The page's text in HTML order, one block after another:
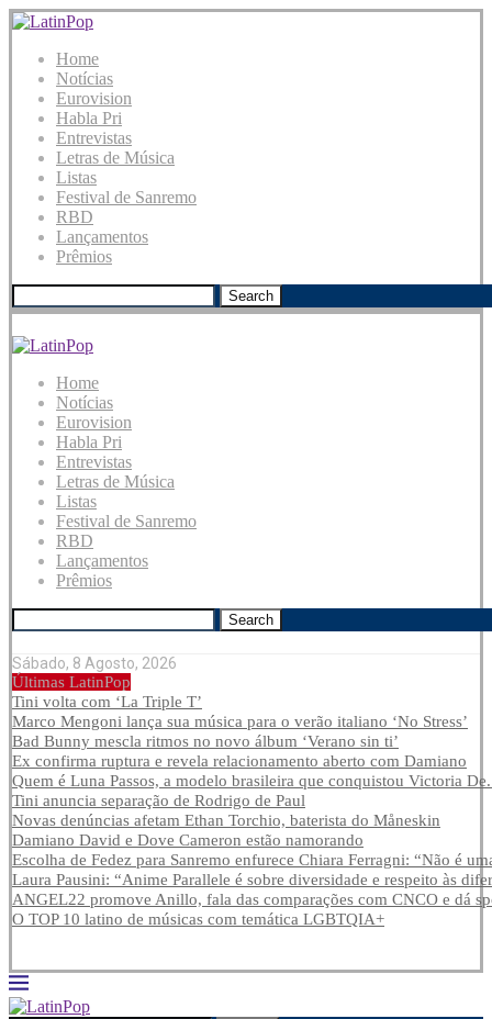
Home
Notícias
Eurovision
Habla Pri
Entrevistas
Letras de Música
Listas
Festival de Sanremo
RBD
Lançamentos
Prêmios
Search
Home
Notícias
Eurovision
Habla Pri
Entrevistas
Letras de Música
Listas
Festival de Sanremo
RBD
Lançamentos
Prêmios
Search
Sábado, 8 Agosto, 2026
Últimas LatinPop
Tini volta com ‘La Triple T’
Marco Mengoni lança sua música para o verão italiano ‘No Stress’
Bad Bunny mescla ritmos no novo álbum ‘Verano sin ti’
Ex confirma ruptura e revela relacionamento aberto com Damiano
Quem é Luna Passos, a modelo brasileira que conquistou Victoria
Tini anuncia separação de Rodrigo de Paul
Novas denúncias afetam Ethan Torchio, baterista do Måneskin
Damiano David e Dove Cameron estão namorando
Escolha de Fedez para Sanremo enfurece Chiara Ferragni: “Não é
Laura Pausini: “Anime Parallele é sobre diversidade e respeito às
ANGEL22 promove Anillo, fala das comparações com CNCO e dá
O TOP 10 latino de músicas com temática LGBTQIA+